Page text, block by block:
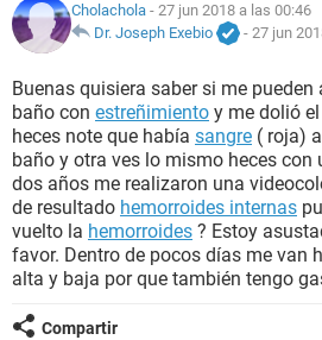
NUTRICIÓN
BIENESTAR
SEXUALIDAD
GLOSARIO
Cholachola - 27 jun 2018 a las 00:46
Dr. Joseph Exebio
- 27 jun
Buenas quisiera saber si me
baño con estreñimiento y me dolió
heces note que había sangre ( roja)
baño y otra ves lo mismo heces con
dos años me realizaron una
de resultado hemorroides internas
vuelto la hemorroides ? Estoy
favor. Dentro de pocos días me van
alta y baja por que también tengo
Compartir